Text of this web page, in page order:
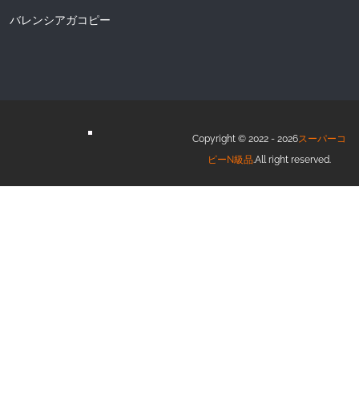
バレンシアガコピー
Copyright © 2022 - 2026スーパーコ
ピーN級品.All right reserved.